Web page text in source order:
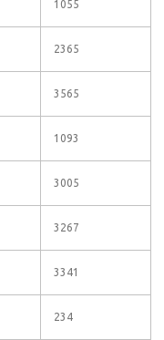
1055
2365
3565
1093
3005
3267
3341
234